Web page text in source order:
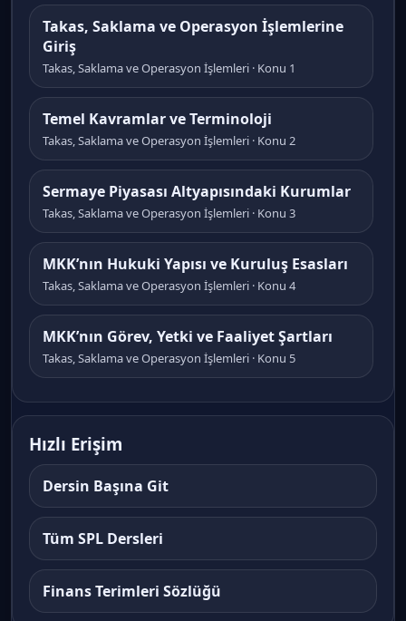
Takas, Saklama ve Operasyon İşlemlerine
Giriş
Takas, Saklama ve Operasyon İşlemleri · Konu 1
Temel Kavramlar ve Terminoloji
Takas, Saklama ve Operasyon İşlemleri · Konu 2
Sermaye Piyasası Altyapısındaki Kurumlar
Takas, Saklama ve Operasyon İşlemleri · Konu 3
MKK’nın Hukuki Yapısı ve Kuruluş Esasları
Takas, Saklama ve Operasyon İşlemleri · Konu 4
MKK’nın Görev, Yetki ve Faaliyet Şartları
Takas, Saklama ve Operasyon İşlemleri · Konu 5
MKK ve EKK Üyelik Sistemi
Kaydileştirme Sistemi ve Kayden İzleme
MKK Nezdinde Hesap Yapısı ve Kayıt Düzeni
Takas, Saklama ve Operasyon İşlemleri · Konu 8
Hızlı Erişim
Dersin Başına Git
Tüm SPL Dersleri
Finans Terimleri Sözlüğü